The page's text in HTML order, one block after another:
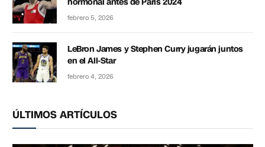
febrero 5, 2026
LeBron James y Stephen Curry jugarán juntos
en el All-Star
febrero 4, 2026
ÚLTIMOS ARTÍCULOS